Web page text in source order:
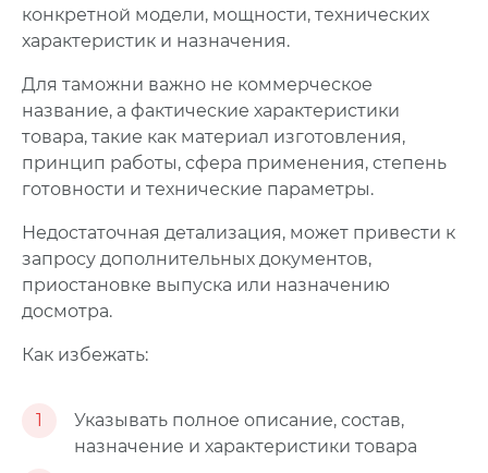
конкретной модели, мощности, технических
характеристик и назначения.
Для таможни важно не коммерческое
название, а фактические характеристики
товара, такие как материал изготовления,
принцип работы, сфера применения, степень
готовности и технические параметры.
Недостаточная детализация, может привести к
запросу дополнительных документов,
приостановке выпуска или назначению
досмотра.
Как избежать:
1
Указывать полное описание, состав,
назначение и характеристики товара